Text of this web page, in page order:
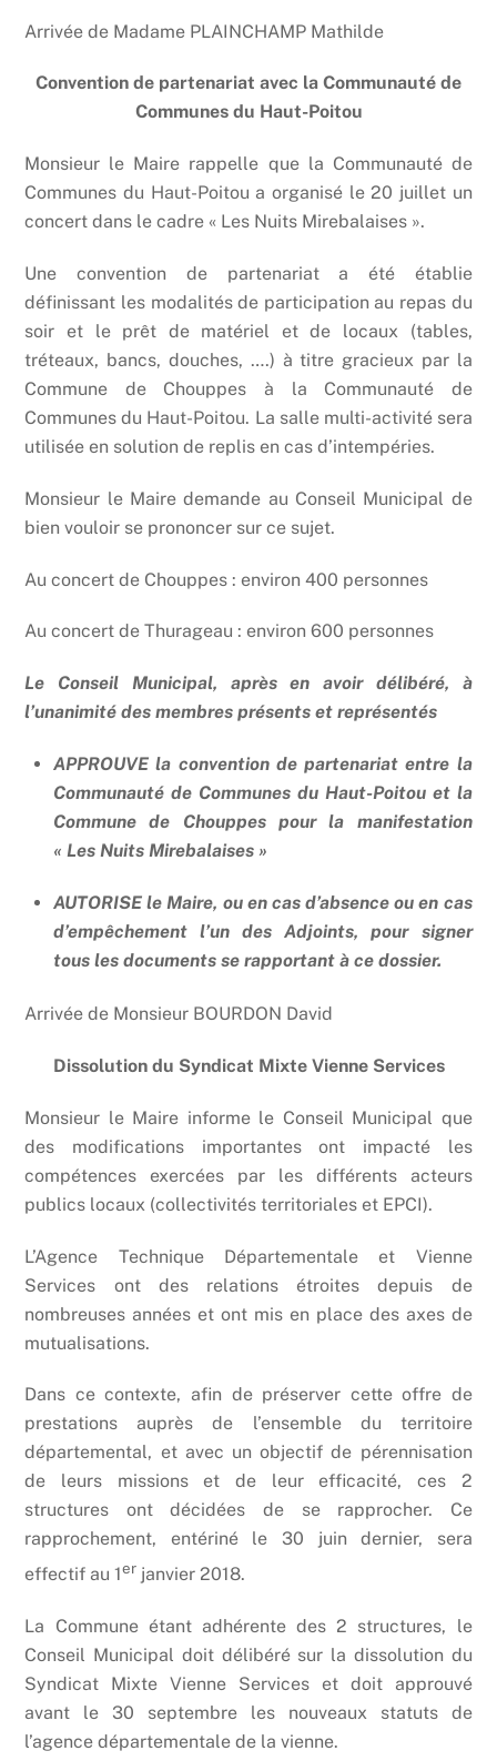
Arrivée de Madame PLAINCHAMP Mathilde
Convention de partenariat avec la Communauté de
Communes du Haut-Poitou
Monsieur le Maire rappelle que la Communauté de
Communes du Haut-Poitou a organisé le 20 juillet un
concert dans le cadre « Les Nuits Mirebalaises ».
Une convention de partenariat a été établie
définissant les modalités de participation au repas du
soir et le prêt de matériel et de locaux (tables,
tréteaux, bancs, douches, ….) à titre gracieux par la
Commune de Chouppes à la Communauté de
Communes du Haut-Poitou. La salle multi-activité sera
utilisée en solution de replis en cas d’intempéries.
Monsieur le Maire demande au Conseil Municipal de
bien vouloir se prononcer sur ce sujet.
Au concert de Chouppes : environ 400 personnes
Au concert de Thurageau : environ 600 personnes
Le Conseil Municipal, après en avoir délibéré, à
l’unanimité des membres présents et représentés
APPROUVE la convention de partenariat entre la
Communauté de Communes du Haut-Poitou et la
Commune de Chouppes pour la manifestation
« Les Nuits Mirebalaises »
AUTORISE le Maire, ou en cas d’absence ou en cas
d’empêchement l’un des Adjoints, pour signer
tous les documents se rapportant à ce dossier.
Arrivée de Monsieur BOURDON David
Dissolution du Syndicat Mixte Vienne Services
Monsieur le Maire informe le Conseil Municipal que
des modifications importantes ont impacté les
compétences exercées par les différents acteurs
publics locaux (collectivités territoriales et EPCI).
L’Agence Technique Départementale et Vienne
Services ont des relations étroites depuis de
nombreuses années et ont mis en place des axes de
mutualisations.
Dans ce contexte, afin de préserver cette offre de
prestations auprès de l’ensemble du territoire
départemental, et avec un objectif de pérennisation
de leurs missions et de leur efficacité, ces 2
structures ont décidées de se rapprocher. Ce
rapprochement, entériné le 30 juin dernier, sera
effectif au 1er janvier 2018.
La Commune étant adhérente des 2 structures, le
Conseil Municipal doit délibéré sur la dissolution du
Syndicat Mixte Vienne Services et doit approuvé
avant le 30 septembre les nouveaux statuts de
l’agence départementale de la vienne.